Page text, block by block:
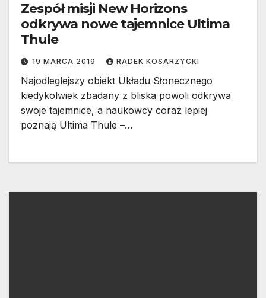
Zespół misji New Horizons
odkrywa nowe tajemnice Ultima
Thule
19 MARCA 2019 RADEK KOSARZYCKI
Najodleglejszy obiekt Układu Słonecznego
kiedykolwiek zbadany z bliska powoli odkrywa
swoje tajemnice, a naukowcy coraz lepiej
poznają Ultima Thule –…